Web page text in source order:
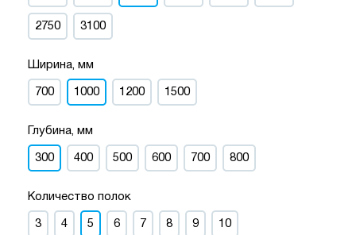
2750 3100
Ширина, мм
700 1000 1200 1500
Глубина, мм
300 400 500 600 700 800
Количество полок
3 4 5 6 7 8 9 10